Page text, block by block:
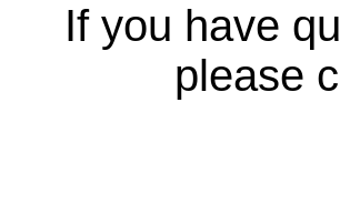
If you have
please